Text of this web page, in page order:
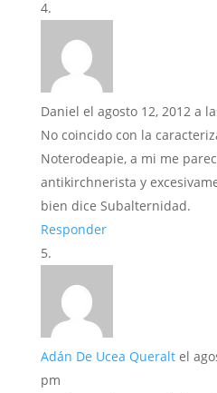
Daniel el agosto 12, 2012 a
No coincido con la
Noterodeapie, a mi me
antikirchnerista y
bien dice Subalternidad.
Responder
Adán De Ucea Queralt el
pm